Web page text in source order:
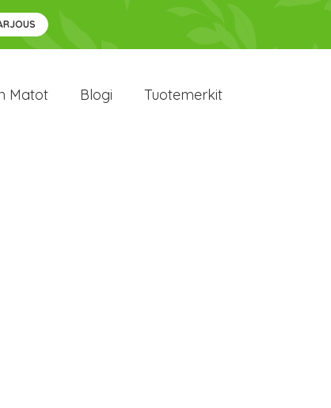
Matot Blogi Tuotemerkit